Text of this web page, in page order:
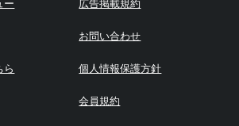
ー
ら
広告掲載規約
お問い合わせ
個人情報保護方針
会員規約